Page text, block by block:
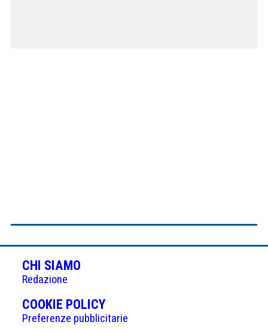
CHI SIAMO
Redazione
COOKIE POLICY(APRE
IN
Preferenze pubblicitarie